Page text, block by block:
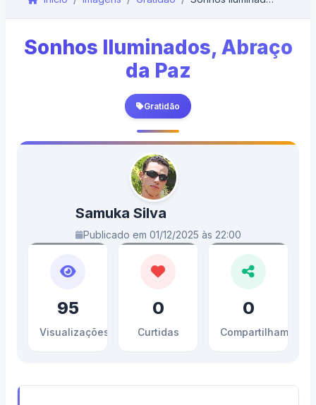
Sonhos Iluminados, Abraço
da Paz
Gratidão
Samuka Silva
Publicado em 01/12/2025 às 22:00
95
Visualizações
0
Curtidas
0
Compartilhamentos